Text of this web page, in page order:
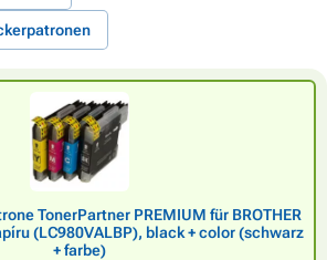
TonerPartner PREMIUM für BROTHER
(LC980VALBP), black + color (schwarz
+ farbe)